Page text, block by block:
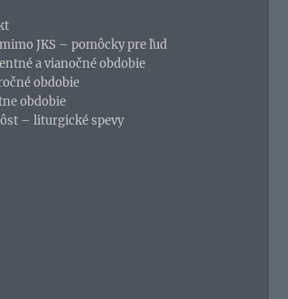
JKS – pomôcky pre ľud
a vianočné obdobie
obdobie
obdobie
– liturgické spevy